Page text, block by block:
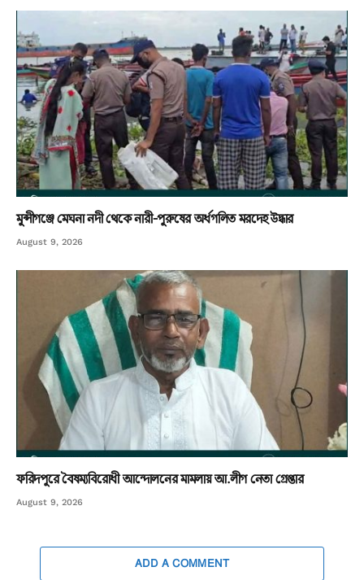
মুন্সীগঞ্জে মেঘনা নদী থেকে নারী-পুরুষের অর্ধগলিত মরদেহ উদ্ধার
August 9, 2026
ফরিদপুরে বৈষম্যবিরোধী আন্দোলনের মামলায় আ.লীগ নেতা গ্রেপ্তার
August 9, 2026
ADD A COMMENT